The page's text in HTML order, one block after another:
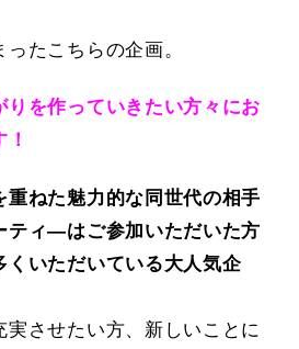
たこちらの企画。
りを作っていきたい方々にお
重ねた魅力的な同世代の相手
ティ―はご参加いただいた方
くいただいている大人気企
実させたい方、新しいことに